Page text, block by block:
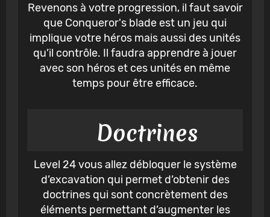
Revenons à votre progression, il faut savoir
que Conqueror's blade est un jeu qui
implique votre héros mais aussi des unités
qu’il contrôle. Il faudra apprendre à jouer
avec son héros et ces unités en même
temps pour être efficace.
Doctrines
Level 24 vous allez débloquer le système
d’excavation qui permet d’obtenir des
doctrines qui sont concrètement des
éléments permettant d’augmenter les